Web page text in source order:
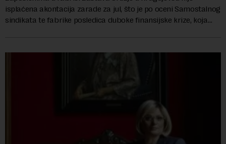
isplaćena akontacija zarade za jul, što je po oceni Samostalnog
sindikata te fabrike posledica duboke finansijske krize, koja